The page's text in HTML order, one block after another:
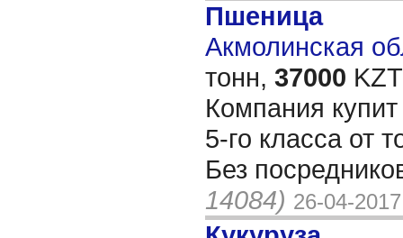
Пшеница
Акмолинская
тонн, 37000
Компания
5-го класса от
Без
14084) 26-04-2017